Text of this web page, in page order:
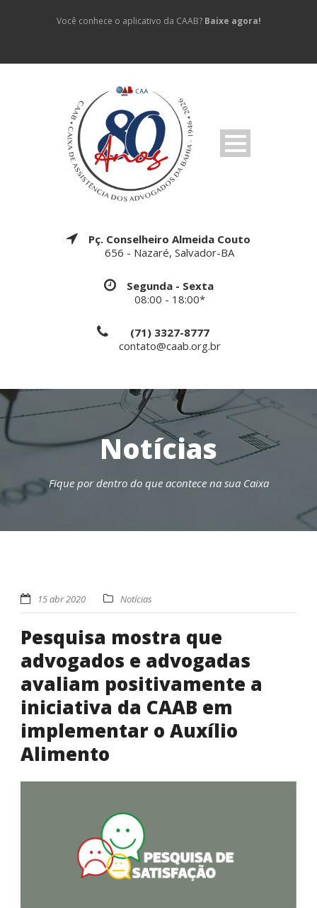
Você conhece o aplicativo da CAAB? Baixe agora!
Pç. Conselheiro Almeida Couto
656 - Nazaré, Salvador-BA
Segunda - Sexta
08:00 - 18:00*
(71) 3327-8777
contato@caab.org.br
Notícias
Fique por dentro do que acontece na sua Caixa
15 abr 2020 Notícias
Pesquisa mostra que
advogados e advogadas
avaliam positivamente a
iniciativa da CAAB em
implementar o Auxílio
Alimento